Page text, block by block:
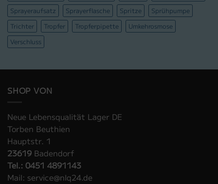
Sprayeraufsatz
Sprayerflasche Spritze
Sprühpumpe
Trichter
Tropfer Tropferpipette
Umkehrosmose
Verschluss
SHOP VON
Neue Lebensqualität Lager DE
Torben Beuthien
Hauptstr. 1
23619 Badendorf
Tel.: 0451 4891143
Mail: service@nlq24.de